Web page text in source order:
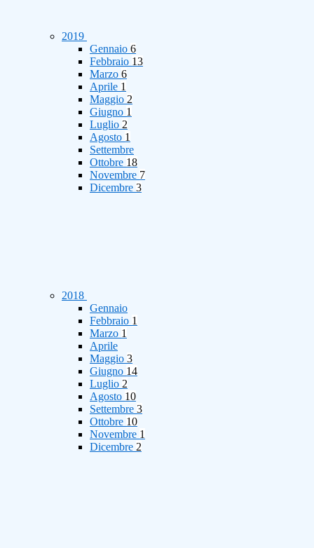
2019
Gennaio 6
Febbraio 13
Marzo 6
Aprile 1
Maggio 2
Giugno 1
Luglio 2
Agosto 1
Settembre
Ottobre 18
Novembre 7
Dicembre 3
2018
Gennaio
Febbraio 1
Marzo 1
Aprile
Maggio 3
Giugno 14
Luglio 2
Agosto 10
Settembre 3
Ottobre 10
Novembre 1
Dicembre 2